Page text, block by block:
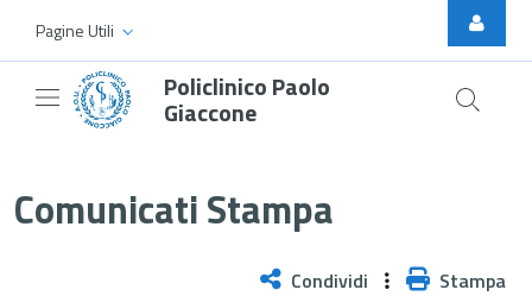
Skip to Main Content
Pagine Utili
Policlinico Paolo
Giaccone
Comunicati Stampa
Condividi Stampa